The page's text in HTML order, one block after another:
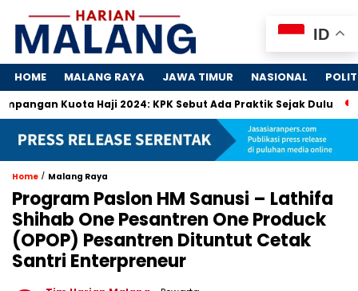
HOME MALANG RAYA JAWA TIMUR NASIONAL
Kuota Haji 2024: KPK Sebut Ada Praktik Sejak Dulu
Home / Malang Raya
Program Paslon HM Sanusi – Lathifa
Shihab One Pesantren One Produck
(OPOP) Pesantren Dituntut Cetak
Santri Enterpreneur
ID